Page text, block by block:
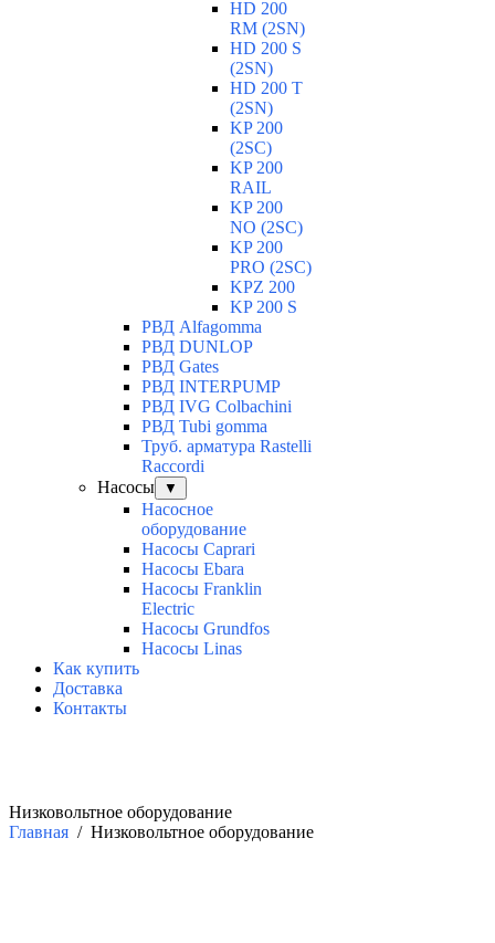
HD 200
RM (2SN)
HD 200 S
(2SN)
HD 200 T
(2SN)
KP 200
(2SC)
KP 200
RAIL
KP 200
NO (2SC)
KP 200
PRO (2SC)
KPZ 200
KP 200 S
РВД Alfagomma
РВД DUNLOP
РВД Gates
РВД INTERPUMP
РВД IVG Colbachini
РВД Tubi gomma
Труб. арматура Rastelli
Raccordi
Насосы
▼
Насосное
оборудование
Насосы Caprari
Насосы Ebara
Насосы Franklin
Electric
Насосы Grundfos
Насосы Linas
Как купить
Доставка
Контакты
Низковольтное оборудование
Главная / Низковольтное оборудование